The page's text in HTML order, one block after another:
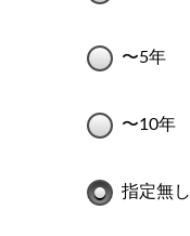
〜5年
〜10年
指定無し